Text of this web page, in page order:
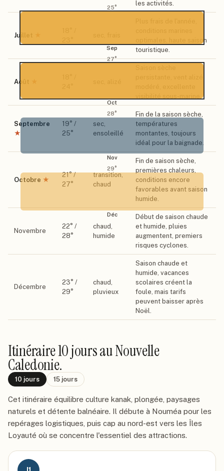
25°
Sep
27°
Oct
28°
Nov
29°
Déc
les activités.
Juillet
optimales, haute saison
touristique.
Août
visibilité sous-marine.
Septembre
★
19° /
25°
sec,
ensoleillé
Fin de la saison sèche,
températures
montantes, toujours
idéal pour la baignade.
Octobre ★
21° /
27°
transition,
chaud
Fin de saison sèche,
premières chaleurs,
conditions encore
favorables avant saison
humide.
Novembre
22° /
28°
chaud,
humide
Début de saison chaude
et humide, pluies
augmentent, premiers
risques cyclones.
Décembre
23° /
29°
chaud,
pluvieux
Saison chaude et
humide, vacances
scolaires créent la
foule, mais tarifs
peuvent baisser après
Noël.
Itinéraire10 joursau Nouvelle
Caledonie.
10 jours 15 jours
Cet itinéraire équilibre culture kanak, plongée, paysages
naturels et détente balnéaire. Il débute à Nouméa pour les
repérages logistiques, puis cap au nord-est vers les Îles
Loyauté où se concentre l'essentiel des attractions.